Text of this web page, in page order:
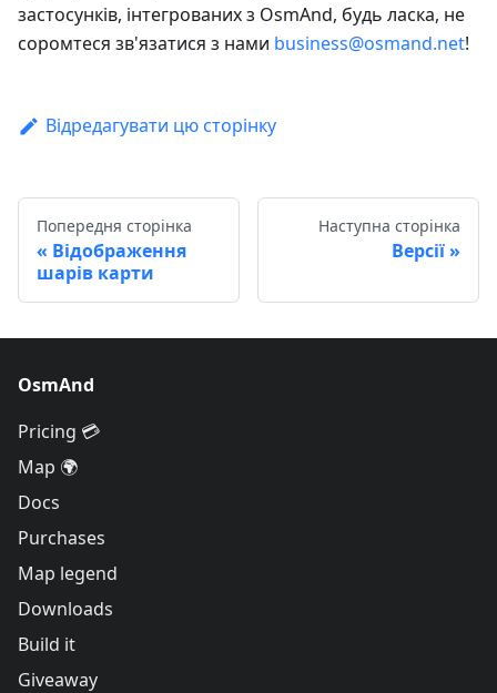
застосунків, інтегрованих з OsmAnd, будь ласка, не
соромтеся зв'язатися з нами business@osmand.net!
Відредагувати цю сторінку
Попередня сторінка
Відображення
шарів карти
Наступна сторінка
Версії
OsmAnd
Pricing 💳
Map 🌍
Docs
Purchases
Map legend
Downloads
Build it
Giveaway